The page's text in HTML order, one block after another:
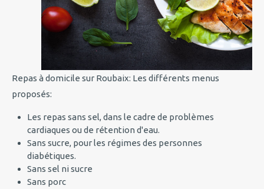
Repas à domicile sur Roubaix: Les différents menus
proposés:
Les repas sans sel, dans le cadre de problèmes
cardiaques ou de rétention d'eau.
Sans sucre, pour les régimes des personnes
diabétiques.
Sans sel ni sucre
Sans porc